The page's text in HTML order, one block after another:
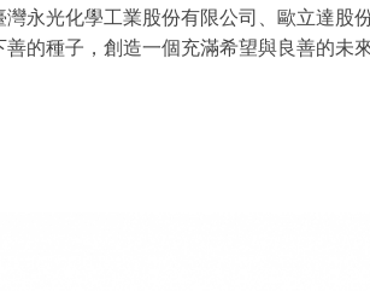
永光化學工業股份有限公司、歐立達
的種子，創造一個充滿希望與良善的未來